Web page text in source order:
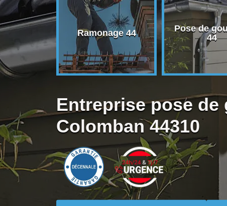
44 Ramonage 44
Pose de
44
Entreprise pose de
Colomban 44310